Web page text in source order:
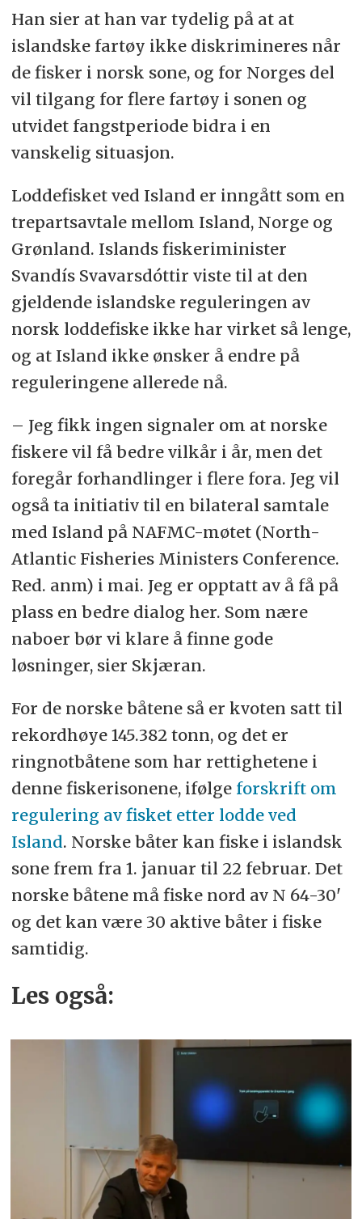
Han sier at han var tydelig på at at
islandske fartøy ikke diskrimineres når
de fisker i norsk sone, og for Norges del
vil tilgang for flere fartøy i sonen og
utvidet fangstperiode bidra i en
vanskelig situasjon.
Loddefisket ved Island er inngått som en
trepartsavtale mellom Island, Norge og
Grønland. Islands fiskeriminister
Svandís Svavarsdóttir viste til at den
gjeldende islandske reguleringen av
norsk loddefiske ikke har virket så lenge,
og at Island ikke ønsker å endre på
reguleringene allerede nå.
– Jeg fikk ingen signaler om at norske
fiskere vil få bedre vilkår i år, men det
foregår forhandlinger i flere fora. Jeg vil
også ta initiativ til en bilateral samtale
med Island på NAFMC-møtet (North-
Atlantic Fisheries Ministers Conference.
Red. anm) i mai. Jeg er opptatt av å få på
plass en bedre dialog her. Som nære
naboer bør vi klare å finne gode
løsninger, sier Skjæran.
For de norske båtene så er kvoten satt til
rekordhøye 145.382 tonn, og det er
ringnotbåtene som har rettighetene i
denne fiskerisonene, ifølge forskrift om
regulering av fisket etter lodde ved
Island. Norske båter kan fiske i islandsk
sone frem fra 1. januar til 22 februar. Det
norske båtene må fiske nord av N 64-30'
og det kan være 30 aktive båter i fiske
samtidig.
Les også: